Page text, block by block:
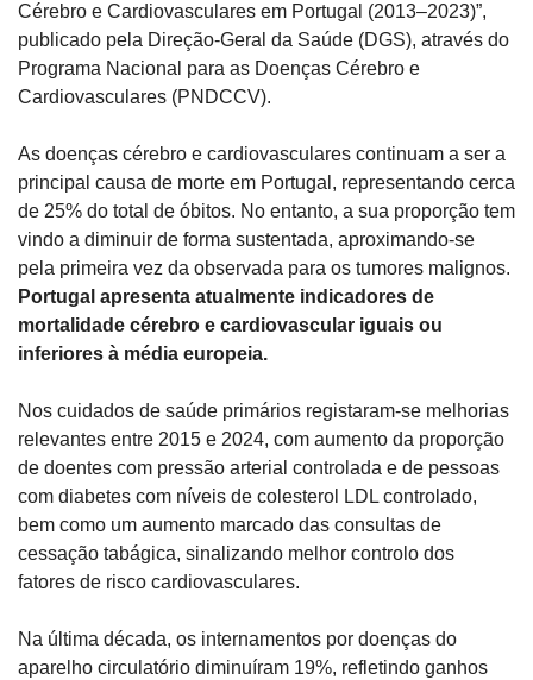
Cérebro e Cardiovasculares em Portugal (2013–2023)”,
publicado pela Direção-Geral da Saúde (DGS), através do
Programa Nacional para as Doenças Cérebro e
Cardiovasculares (PNDCCV).
As doenças cérebro e cardiovasculares continuam a ser a
principal causa de morte em Portugal, representando cerca
de 25% do total de óbitos. No entanto, a sua proporção tem
vindo a diminuir de forma sustentada, aproximando-se
Portugal apresenta atualmente indicadores de
mortalidade cérebro e cardiovascular iguais ou
inferiores à média europeia.
Nos cuidados de saúde primários registaram-se melhorias
relevantes entre 2015 e 2024, com aumento da proporção
de doentes com pressão arterial controlada e de pessoas
com diabetes com níveis de colesterol LDL controlado,
bem como um aumento marcado das consultas de
cessação tabágica, sinalizando melhor controlo dos
fatores de risco cardiovasculares.
Na última década, os internamentos por doenças do
aparelho circulatório diminuíram 19%, refletindo ganhos